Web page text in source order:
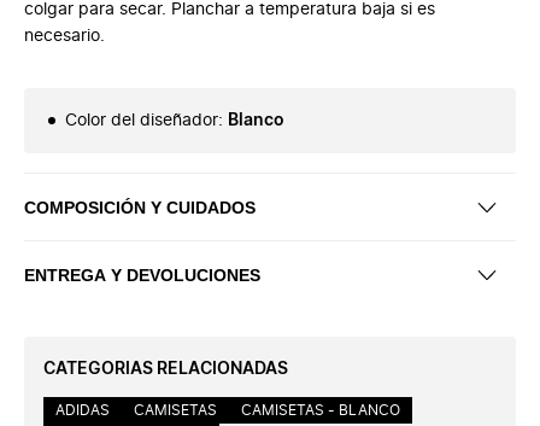
colgar para secar. Planchar a temperatura baja si es
necesario.
Color del diseñador: Blanco
COMPOSICIÓN Y CUIDADOS
ENTREGA Y DEVOLUCIONES
CATEGORIAS RELACIONADAS
ADIDAS CAMISETAS
CAMISETAS - BLANCO